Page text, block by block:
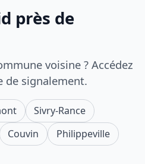
près de
voisine ? Accédez
de signalement.
Sivry-Rance
Couvin
Philippeville